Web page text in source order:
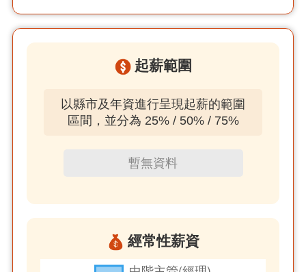
起薪範圍
以縣市及年資進行呈現起薪的範圍
區間，並分為 25% / 50% / 75%
暫無資料
經常性薪資